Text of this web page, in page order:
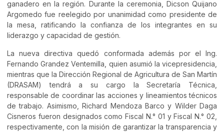
ganadero en la región. Durante la ceremonia, Dicson Quijano
Argomedo fue reelegido por unanimidad como presidente de
la mesa, ratificando la confianza de los integrantes en su
liderazgo y capacidad de gestión.
La nueva directiva quedó conformada además por el Ing.
Fernando Grandez Ventemilla, quien asumió la vicepresidencia,
mientras que la Dirección Regional de Agricultura de San Martín
(DRASAM) tendrá a su cargo la Secretaría Técnica,
responsable de coordinar las acciones y lineamientos técnicos
de trabajo. Asimismo, Richard Mendoza Barco y Wilder Daga
Cisneros fueron designados como Fiscal N.° 01 y Fiscal N.° 02,
respectivamente, con la misión de garantizar la transparencia y